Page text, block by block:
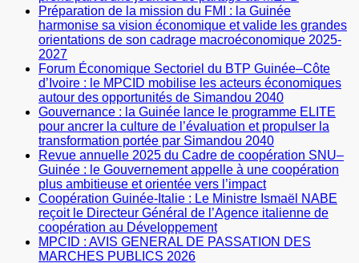
Préparation de la mission du FMI : la Guinée
harmonise sa vision économique et valide les grandes
orientations de son cadrage macroéconomique 2025-
2027
Forum Économique Sectoriel du BTP Guinée–Côte
d’Ivoire : le MPCID mobilise les acteurs économiques
autour des opportunités de Simandou 2040
Gouvernance : la Guinée lance le programme ELITE
pour ancrer la culture de l’évaluation et propulser la
transformation portée par Simandou 2040
Revue annuelle 2025 du Cadre de coopération SNU–
Guinée : le Gouvernement appelle à une coopération
plus ambitieuse et orientée vers l’impact
Coopération Guinée-Italie : Le Ministre Ismaël NABE
reçoit le Directeur Général de l’Agence italienne de
coopération au Développement
MPCID : AVIS GENERAL DE PASSATION DES
MARCHES PUBLICS 2026